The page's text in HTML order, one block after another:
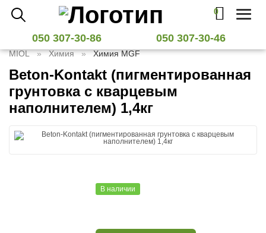
0
Toggle
050 307-30-86 050 307-30-46
MIOL Химия Химия MGF
Beton-Kontakt (пигментированная
грунтовка с кварцевым
наполнителем) 1,4кг
В наличии